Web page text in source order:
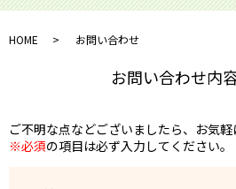
HOME お問い合わせ
お問い合わせ内
ご不明な点などございましたら、お気軽
※必須の項目は必ず入力してください。